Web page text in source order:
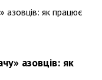
азовців: як